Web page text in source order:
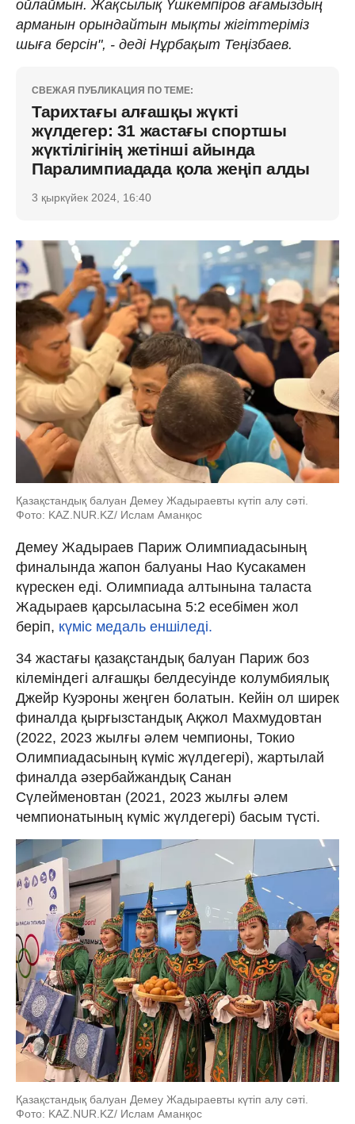
ойлаймын. Жақсылық Үшкемпіров ағамыздың
арманын орындайтын мықты жігіттеріміз
шыға берсін", - деді Нұрбақыт Теңізбаев.
СВЕЖАЯ ПУБЛИКАЦИЯ ПО ТЕМЕ:
Тарихтағы алғашқы жүкті
жүлдегер: 31 жастағы спортшы
жүктілігінің жетінші айында
Паралимпиадада қола жеңіп алды
3 қыркүйек 2024, 16:40
Қазақстандық балуан Демеу Жадыраевты күтіп алу сәті.
Фото: KAZ.NUR.KZ/ Ислам Аманқос
Демеу Жадыраев Париж Олимпиадасының
финалында жапон балуаны Нао Кусакамен
күрескен еді. Олимпиада алтынына таласта
Жадыраев қарсыласына 5:2 есебімен жол
беріп, күміс медаль еншіледі.
34 жастағы қазақстандық балуан Париж боз
кілеміндегі алғашқы белдесуінде колумбиялық
Джейр Куэроны жеңген болатын. Кейін ол ширек
финалда қырғызстандық Ақжол Махмудовтан
(2022, 2023 жылғы әлем чемпионы, Токио
Олимпиадасының күміс жүлдегері), жартылай
финалда әзербайжандық Санан
Сүлейменовтан (2021, 2023 жылғы әлем
чемпионатының күміс жүлдегері) басым түсті.
Қазақстандық балуан Демеу Жадыраевты күтіп алу сәті.
Фото: KAZ.NUR.KZ/ Ислам Аманқос